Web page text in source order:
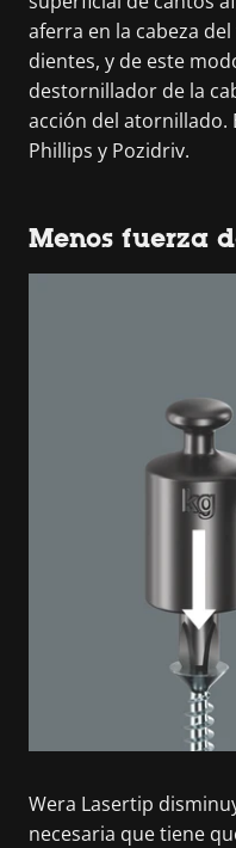
aferra en la cabeza
dientes, y de este
destornillador de la
acción del
Phillips y Pozidriv.
Menos fuerza
Wera Lasertip
necesaria que tiene